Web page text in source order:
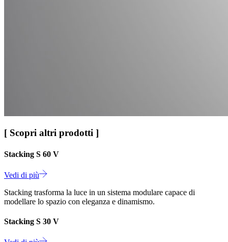
[ Scopri altri prodotti ]
Stacking S 60 V
Vedi di più
Stacking trasforma la luce in un sistema modulare capace di
modellare lo spazio con eleganza e dinamismo.
Stacking S 30 V